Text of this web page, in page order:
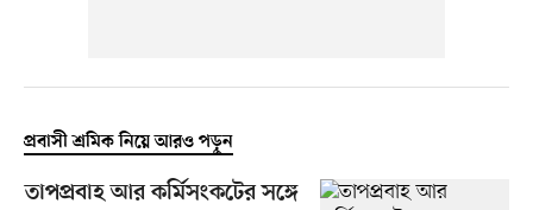
প্রবাসী শ্রমিক নিয়ে আরও পড়ুন
তাপপ্রবাহ আর কর্মিসংকটের সঙ্গে